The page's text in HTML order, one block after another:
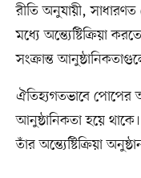
রীতি অনুযায়ী,
মধ্যে অন্ত্যেষ্টিক্রিয়া
সংক্রান্ত
ঐতিহ্যগতভাবে পোপের
আনুষ্ঠানিকতা হয়ে
তাঁর অন্ত্যেষ্টিক্রিয়া